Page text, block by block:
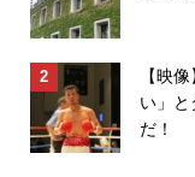
【映
い」と
だ！